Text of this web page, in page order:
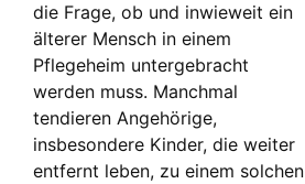
die Frage, ob und inwieweit ein
älterer Mensch in einem
Pflegeheim untergebracht
werden muss. Manchmal
tendieren Angehörige,
insbesondere Kinder, die weiter
entfernt leben, zu einem solchen